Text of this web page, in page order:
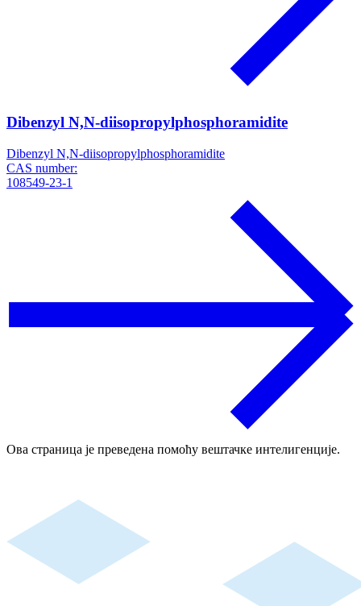
Dibenzyl N,N-diisopropylphosphoramidite
Dibenzyl N,N-diisopropylphosphoramidite
CAS number:
108549-23-1
Ова страница је преведена помоћу вештачке интелигенције.